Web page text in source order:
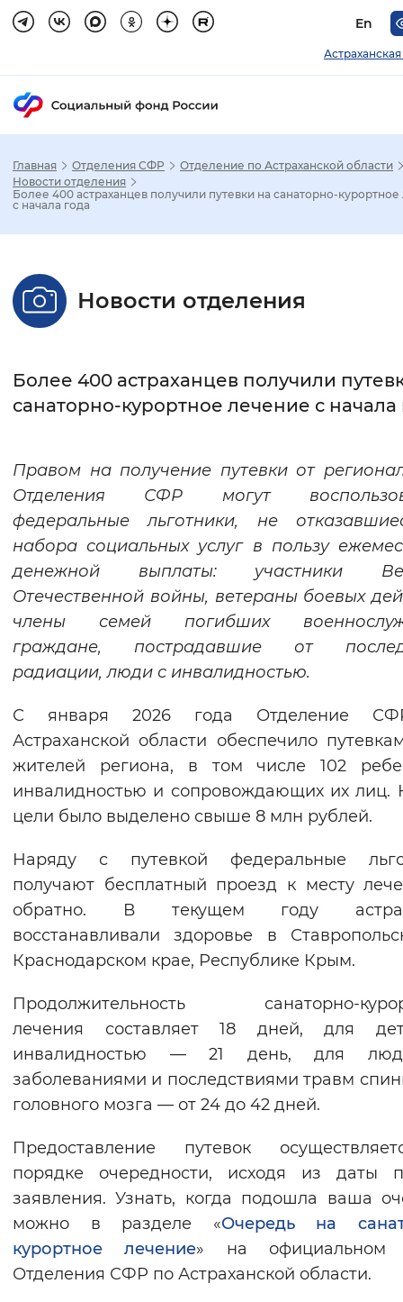
En
Стандартный Увеличенный
Без засечек С засечками
Нормальный Увеличенный
Цвет сайта
Монохромный Инверсивный
Синий фон
Изображения
Включены Выключены
Звуковой ассистент
Воспроизвести Остановить
Вернуть стандартные настройки
Главная Отделения СФР
Отделение по Астраханской области
Новости отделения
Более 400 астраханцев получили путевки на санаторно-
с начала года
Новости отделения
Более 400 астраханцев получили
санаторно-курортное лечение с начала
Правом на получение путевки от
Отделения СФР могут
федеральные льготники, не
набора социальных услуг в пользу
денежной выплаты: участники
Отечественной войны, ветераны боевых
члены семей погибших
граждане, пострадавшие от
радиации, люди с инвалидностью.
С января 2026 года Отделение
Астраханской области обеспечило
жителей региона, в том числе 102
инвалидностью и сопровождающих их лиц.
цели было выделено свыше 8 млн рублей.
Наряду с путевкой федеральные
получают бесплатный проезд к месту
обратно. В текущем году
восстанавливали здоровье в
Краснодарском крае, Республике Крым.
Продолжительность санаторно-
лечения составляет 18 дней, для
инвалидностью — 21 день, для
заболеваниями и последствиями травм
головного мозга — от 24 до 42 дней.
Предоставление путевок
порядке очередности, исходя из даты
заявления. Узнать, когда подошла ваша
можно в разделе «Очередь на
курортное лечение» на официальном
Отделения СФР по Астраханской области.